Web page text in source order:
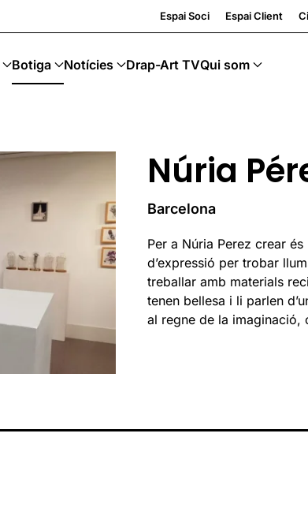
Espai Soci Espai Client
Botiga Notícies Drap-Art TVQui som
Núria
Barcelona
Per a Núria Perez crear
d’expressió per trobar
treballar amb materials
tenen bellesa i li parlen
al regne de la imaginació,